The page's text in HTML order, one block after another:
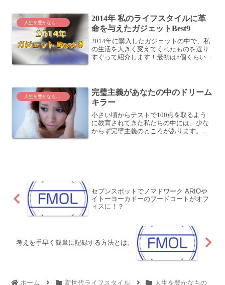
ると、沢山の出来事があ...
人生を豊かなものに
2014年 私のライフスタイルに革
命を与えたガジェットBest9
2014年に購入したガジェットの中で、私
の生活を大きく変えてくれたものを選り
すぐって紹介します！最初は5個くらいに
介していきまし...
人生を豊かなものに
完璧主義があなたの中のドリーム
キラー
小さい頃からテストで100点を取るよう
に教育されてきた私たちの中には、少な
からず完璧主義のところがあります。こ
セブンスポットでノマドワーク ARIOや
イトーヨーカドーのフードコートがオフ
ィスに！？
考えを手早く簡単に記録する方法とは。
ホーム 新世代ライフスタイル 人生を豊かなもの